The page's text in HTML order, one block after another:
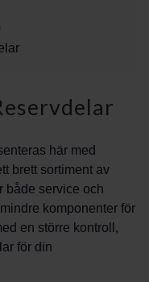
här med
brett sortiment av
både service och
komponenter för
en större kontroll,
för din